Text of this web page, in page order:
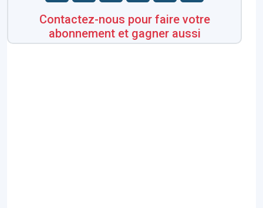
Contactez-nous pour faire votre
abonnement et gagner aussi